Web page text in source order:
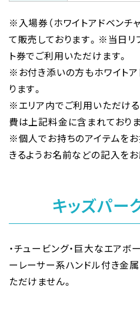
※入場券（ホワイトアドベンチ
て販売しております。※当日リ
ト券でご利用いただけます。
※お付き添いの方もホワイト
ります。
※エリア内でご利用いただける
費は上記料金に含まれておりま
※個人でお持ちのアイテムを
きるようお名前などの記入をお
キッズパー
・チュービング・巨大なエアボ
ーレーサー系ハンドル付き金
ただけません。